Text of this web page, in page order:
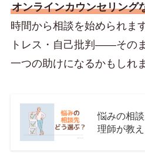
オンラインカウンセリング
時間から相談を始められま
トレス・自己批判——その
一つの助けになるかもしれ
悩みの相
理師が教